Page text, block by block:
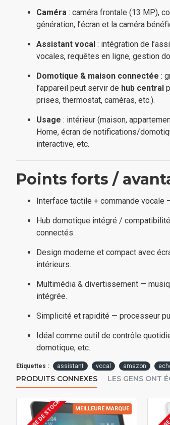
Caméra : caméra frontale (13 MP),
génération, l’écran et la caméra
Assistant vocal : intégration de
vocales, requêtes en ligne, gestion
Domotique & maison connectée :
l’appareil peut servir de hub central
prises, thermostat, caméras, etc.).
Usage : intérieur (maison,
Home, écran de notifications/
interactive, etc.
Points forts /
Interface tactile + commande vocale
Hub domotique intégré /
connectés.
Design moderne et compact avec
intérieurs.
Multimédia & divertissement —
intégrée.
Simplicité et rapidité — processeur
Idéal comme outil de contrôle
domotique, etc.
Etiquettes : assistant vocal amazon
PRODUITS CONNEXES LES GENS ONT
MEILLEURE MARQUE